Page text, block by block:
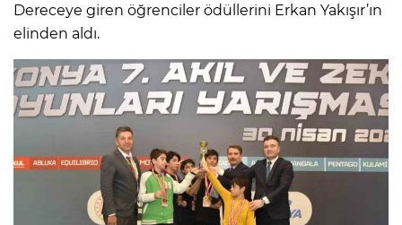
Dereceye giren öğrenciler ödüllerini Erkan Yakışır’ın
elinden aldı.